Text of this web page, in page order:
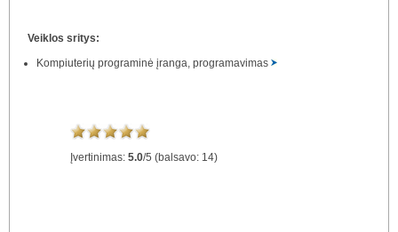
Veiklos sritys:
Kompiuterių programinė įranga, programavimas
Įvertinimas: 5.0/5 (balsavo: 14)